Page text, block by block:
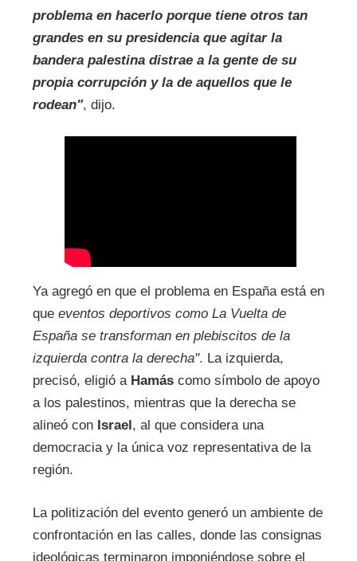
problema en hacerlo porque tiene otros tan
grandes en su presidencia que agitar la
bandera palestina distrae a la gente de su
propia corrupción y la de aquellos que le
rodean", dijo.
Ya agregó en que el problema en España está en
que eventos deportivos como La Vuelta de
España se transforman en plebiscitos de la
izquierda contra la derecha". La izquierda,
precisó, eligió a Hamáscomo símbolo de apoyo
a los palestinos, mientras que la derecha se
alineó con Israel , al que considera una
democracia y la única voz representativa de la
región.
La politización del evento generó un ambiente de
confrontación en las calles, donde las consignas
ideológicas terminaron imponiéndose sobre el